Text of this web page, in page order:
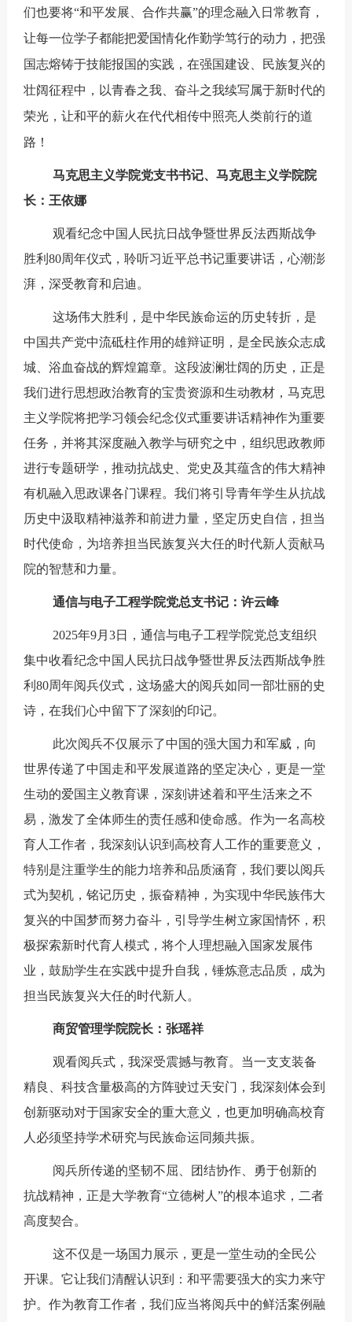
们也要将“和平发展、合作共赢”的理念融入日常教育，
让每一位学子都能把爱国情化作勤学笃行的动力，把强
国志熔铸于技能报国的实践，在强国建设、民族复兴的
壮阔征程中，以青春之我、奋斗之我续写属于新时代的
荣光，让和平的薪火在代代相传中照亮人类前行的道
路！
马克思主义学院党支书书记、马克思主义学院院
长：王依娜
观看纪念中国人民抗日战争暨世界反法西斯战争
胜利80周年仪式，聆听习近平总书记重要讲话，心潮澎
湃，深受教育和启迪。
这场伟大胜利，是中华民族命运的历史转折，是
中国共产党中流砥柱作用的雄辩证明，是全民族众志成
城、浴血奋战的辉煌篇章。这段波澜壮阔的历史，正是
我们进行思想政治教育的宝贵资源和生动教材，马克思
主义学院将把学习领会纪念仪式重要讲话精神作为重要
任务，并将其深度融入教学与研究之中，组织思政教师
进行专题研学，推动抗战史、党史及其蕴含的伟大精神
有机融入思政课各门课程。我们将引导青年学生从抗战
历史中汲取精神滋养和前进力量，坚定历史自信，担当
时代使命，为培养担当民族复兴大任的时代新人贡献马
院的智慧和力量。
通信与电子工程学院党总支书记：许云峰
2025年9月3日，通信与电子工程学院党总支组织
集中收看纪念中国人民抗日战争暨世界反法西斯战争胜
利80周年阅兵仪式，这场盛大的阅兵如同一部壮丽的史
诗，在我们心中留下了深刻的印记。
此次阅兵不仅展示了中国的强大国力和军威，向
世界传递了中国走和平发展道路的坚定决心，更是一堂
生动的爱国主义教育课，深刻讲述着和平生活来之不
易，激发了全体师生的责任感和使命感。作为一名高校
育人工作者，我深刻认识到高校育人工作的重要意义，
特别是注重学生的能力培养和品质涵育，我们要以阅兵
式为契机，铭记历史，振奋精神，为实现中华民族伟大
复兴的中国梦而努力奋斗，引导学生树立家国情怀，积
极探索新时代育人模式，将个人理想融入国家发展伟
业，鼓励学生在实践中提升自我，锤炼意志品质，成为
担当民族复兴大任的时代新人。
商贸管理学院院长：张瑶祥
观看阅兵式，我深受震撼与教育。当一支支装备
精良、科技含量极高的方阵驶过天安门，我深刻体会到
创新驱动对于国家安全的重大意义，也更加明确高校育
人必须坚持学术研究与民族命运同频共振。
阅兵所传递的坚韧不屈、团结协作、勇于创新的
抗战精神，正是大学教育“立德树人”的根本追求，二者
高度契合。
这不仅是一场国力展示，更是一堂生动的全民公
开课。它让我们清醒认识到：和平需要强大的实力来守
护。作为教育工作者，我们应当将阅兵中的鲜活案例融